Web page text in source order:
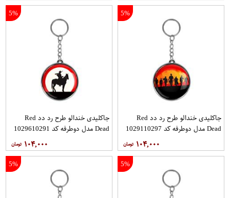
5%
جاکلیدی خندالو طرح رد دد Red
Dead مدل دوطرفه کد 1029110297
۱۰۴,۰۰۰
5%
جاکلیدی خندالو طرح رد دد Red
Dead مدل دوطرفه کد 1029610291
۱۰۴,۰۰۰
5%
5%